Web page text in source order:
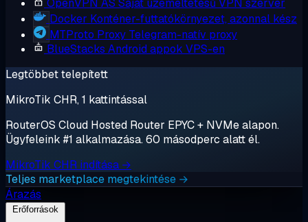
OpenVPN AS Saját üzemeltetésű VPN szerver
Docker Konténer-futtatókörnyezet, azonnal kész
MTProto Proxy Telegram-natív proxy
BlueStacks Android appok VPS-en
Legtöbbet telepített
MikroTik CHR, 1 kattintással
RouterOS Cloud Hosted Router EPYC + NVMe alapon.
Ügyfeleink #1 alkalmazása. 60 másodperc alatt él.
MikroTik CHR indítása →
Teljes marketplace megtekintése →
Árazás